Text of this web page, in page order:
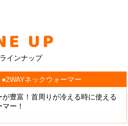
UP
インナップ
●2WAYネックウォーマー
が豊富！首周りが冷える時に使える
ー！